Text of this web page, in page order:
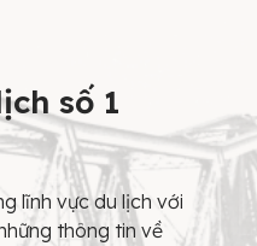
số 1
lĩnh vực du lịch với
thông tin về